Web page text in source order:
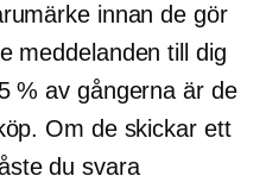
innan de gör
meddelanden till dig
% av gångerna är de
Om de skickar ett
du svara